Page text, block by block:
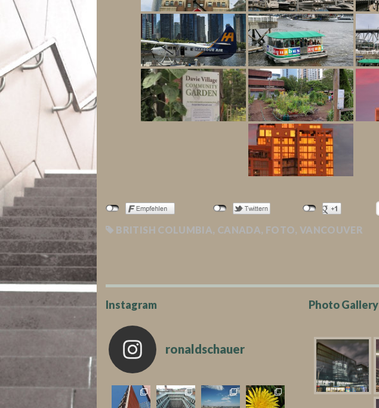
BRITISH COLUMBIA, CANADA, FOTO, VANCOUVER
Instagram
ronaldschauer
Photo Gallery